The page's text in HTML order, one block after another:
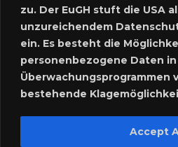
zu. Der EuGH stuft die USA
unzureichendem
ein. Es besteht die
personenbezogene Daten in
Überwachungsprogrammen
bestehende
Accept
SPRACHE: